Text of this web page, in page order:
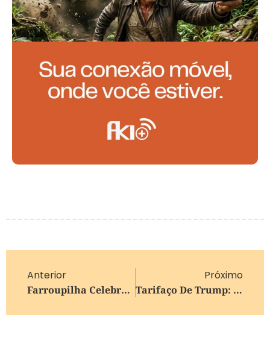
Anterior
Farroupilha Celebra Abertura Oficial Da Colheita Do Kiwi Em 2026 Com Expectativa De Crescimento De 40%
Próximo
Tarifaço De Trump: Entenda As Mudanças E Como Ficam As Cobranças Para O Brasil